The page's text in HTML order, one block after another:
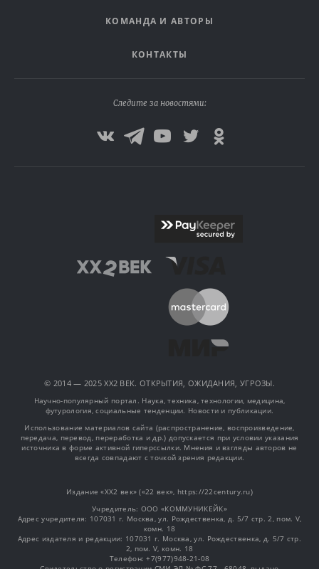
КОМАНДА И АВТОРЫ
КОНТАКТЫ
Следите за новостями:
© 2014 — 2025 XX2 ВЕК. ОТКРЫТИЯ, ОЖИДАНИЯ, УГРОЗЫ.
Научно-популярный портал. Наука, техника, технологии, медицина,
футурология, социальные тенденции. Новости и публикации.
Использование материалов сайта (распространение, воспроизведение,
передача, перевод, переработка и др.) допускается при условии указания
источника в форме активной гиперссылки. Мнения и взгляды авторов не
всегда совпадают с точкой зрения редакции.
Издание «XX2 век» («22 век», https://22century.ru)
Учредитель: OOO «КОММУНИКЕЙК»
Адрес учредителя: 107031 г. Москва, ул. Рождественка, д. 5/7 стр. 2, пом. V,
комн. 18
Адрес издателя и редакции: 107031 г. Москва, ул. Рождественка, д. 5/7 стр.
2, пом. V, комн. 18
Телефон: +7(977)948-21-08